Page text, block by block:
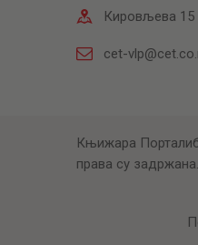
Кировљева 15
cet-
Књижара
права су задржана.